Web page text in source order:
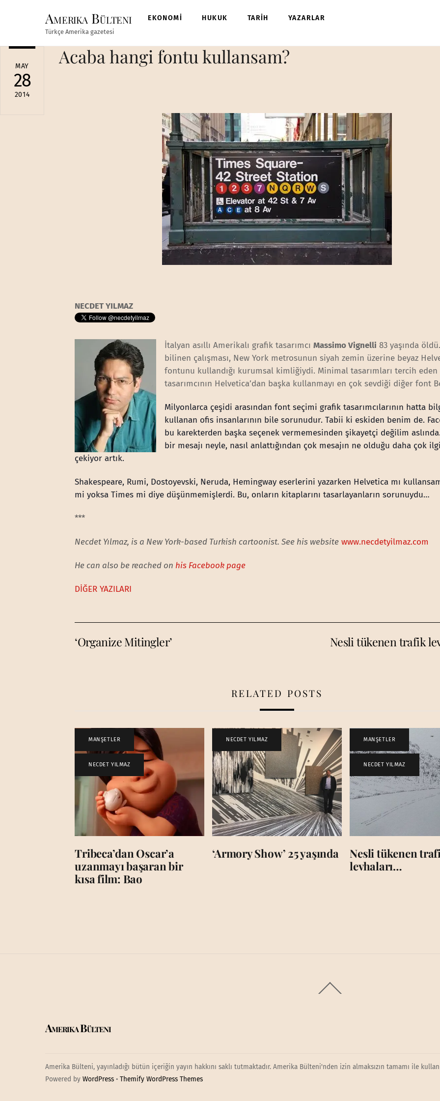
Amerika Bülteni
Türkçe Amerika gazetesi
EKONOMİ HUKUK TARİH YAZARLAR
MAY
28
2014
Acaba hangi fontu kullansam?
NECDET YILMAZ
İtalyan asıllı Amerikalı grafik tasarımcıMassimo Vignelli 83 yaşında
bilinen çalışması, New York metrosunun siyah zemin üzerine beyaz
fontunu kullandığı kurumsal kimliğiydi. Minimal tasarımları tercih eden
tasarımcının Helvetica’dan başka kullanmayı en çok sevdiği diğer font
Milyonlarca çeşidi arasından font seçimi grafik tasarımcılarının hatta
kullanan ofis insanlarının bile sorunudur. Tabii ki eskiden benim de.
bu karekterden başka seçenek vermemesinden şikayetçi değilim
bir mesajı neyle, nasıl anlattığından çok mesajın ne olduğu daha çok
çekiyor artık.
Shakespeare, Rumi, Dostoyevski, Neruda, Hemingway eserlerini yazarken Helvetica mı
mi yoksa Times mi diye düşünmemişlerdi. Bu, onların kitaplarını tasarlayanların sorunuydu…
***
Necdet Yılmaz, is a New York-based Turkish cartoonist. See his website www.necdetyilmaz.com
He can also be reached on his Facebook page
DİĞER YAZILARI
‘Organize Mitingler’ Nesli tükenen trafik
RELATED POSTS
MANŞETLER ,
NECDET YILMAZ
Tribeca’dan Oscar’a
uzanmayı başaran bir
kısa film: Bao
NECDET YILMAZ
‘Armory Show’ 25 yaşında
MANŞETLER
NECDET YILMAZ
Nesli tükenen
levhaları…
To
Amerika Bülteni
Amerika Bülteni, yayınladığı bütün içeriğin yayın hakkını saklı tutmaktadır. Amerika Bülteni'nden izin almaksızın tamamı ile
Powered by WordPress • Themify WordPress Themes